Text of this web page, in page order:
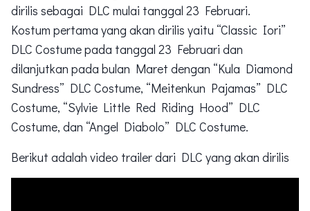
dirilis sebagai DLC mulai tanggal 23 Februari.
Kostum pertama yang akan dirilis yaitu “Classic Iori”
DLC Costume pada tanggal 23 Februari dan
dilanjutkan pada bulan Maret dengan “Kula Diamond
Sundress” DLC Costume, “Meitenkun Pajamas” DLC
Costume, “Sylvie Little Red Riding Hood” DLC
Costume, dan “Angel Diabolo” DLC Costume.
Berikut adalah video trailer dari DLC yang akan dirilis